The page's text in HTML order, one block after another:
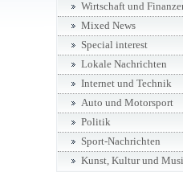
Wirtschaft und
Mixed News
Special interest
Lokale Nachrichten
Internet und Technik
Auto und Motorsport
Politik
Sport-Nachrichten
Kunst, Kultur und